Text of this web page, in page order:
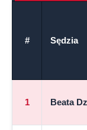
# Sędzia
1 Beata